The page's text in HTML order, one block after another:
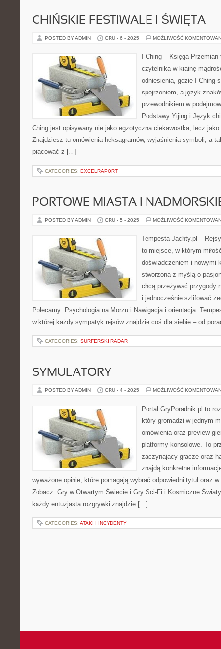
CHIŃSKIE FESTIWALE I ŚWIĘTA
POSTED BY ADMIN GRU - 6 - 2025 MOŻLIWOŚĆ
I Ching – Księga
czytelnika w krainę
odniesienia, gdzie I Ching
spojrzeniem, a język
przewodnikiem w
Podstawy Yijing i Język
Ching jest opisywany nie jako egzotyczna ciekawostka, lecz
Znajdziesz tu omówienia heksagramów, wyjaśnienia symboli, a
pracować z […]
CATEGORIES: EXCELRAPORT
PORTOWE MIASTA I
POSTED BY ADMIN GRU - 5 - 2025 MOŻLIWOŚĆ
Tempesta-Jachty.pl –
to miejsce, w którym
doświadczeniem i nowymi
stworzona z myślą o
chcą przeżywać przygody
i jednocześnie szlifować
Polecamy: Psychologia na Morzu i Nawigacja i orientacja.
w której każdy sympatyk rejsów znajdzie coś dla siebie – od
CATEGORIES: SURFERSKI RADAR
SYMULATORY
POSTED BY ADMIN GRU - 4 - 2025 MOŻLIWOŚĆ
Portal GryPoradnik.pl to
który gromadzi w jednym
omówienia oraz preview
platformy konsolowe. To
zaczynający gracze oraz
znajdą konkretne
wyważone opinie, które pomagają wybrać odpowiedni tytuł oraz
Zobacz: Gry w Otwartym Świecie i Gry Sci-Fi i Kosmiczne
każdy entuzjasta rozgrywki znajdzie […]
CATEGORIES: ATAKI I INCYDENTY